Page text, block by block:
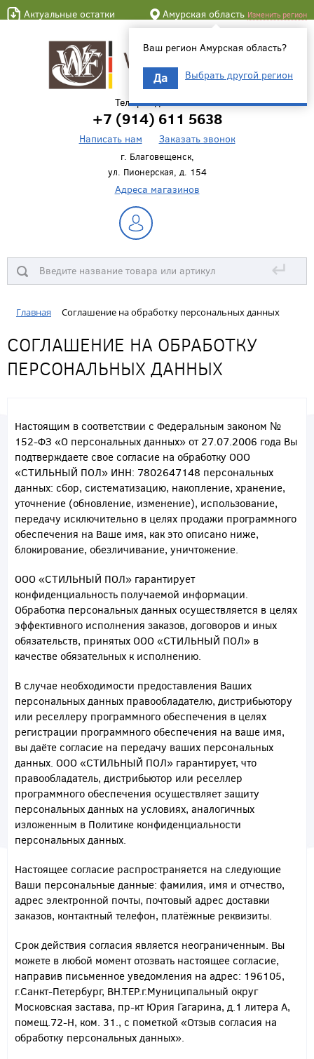
Актуальные остатки Амурская область Изменить регион
Ваш регион Амурская область?
Да Выбрать другой регион
Телефон для связи
+7 (914) 611 5638
Написать нам Заказать звонок
г. Благовещенск,
ул. Пионерская, д. 154
Адреса магазинов
↵
Главная Соглашение на обработку персональных данных
СОГЛАШЕНИЕ НА ОБРАБОТКУ
ПЕРСОНАЛЬНЫХ ДАННЫХ
Настоящим в соответствии с Федеральным законом №
152-ФЗ «О персональных данных» от 27.07.2006 года Вы
подтверждаете свое согласие на обработку ООО
«СТИЛЬНЫЙ ПОЛ» ИНН: 7802647148 персональных
данных: сбор, систематизацию, накопление, хранение,
уточнение (обновление, изменение), использование,
передачу исключительно в целях продажи программного
обеспечения на Ваше имя, как это описано ниже,
блокирование, обезличивание, уничтожение.
ООО «СТИЛЬНЫЙ ПОЛ» гарантирует
конфиденциальность получаемой информации.
Обработка персональных данных осуществляется в целях
эффективного исполнения заказов, договоров и иных
обязательств, принятых ООО «СТИЛЬНЫЙ ПОЛ» в
качестве обязательных к исполнению.
В случае необходимости предоставления Ваших
персональных данных правообладателю, дистрибьютору
или реселлеру программного обеспечения в целях
регистрации программного обеспечения на ваше имя,
вы даёте согласие на передачу ваших персональных
данных. ООО «СТИЛЬНЫЙ ПОЛ» гарантирует, что
правообладатель, дистрибьютор или реселлер
программного обеспечения осуществляет защиту
персональных данных на условиях, аналогичных
изложенным в Политике конфиденциальности
персональных данных.
Настоящее согласие распространяется на следующие
Ваши персональные данные: фамилия, имя и отчество,
адрес электронной почты, почтовый адрес доставки
заказов, контактный телефон, платёжные реквизиты.
Срок действия согласия является неограниченным. Вы
можете в любой момент отозвать настоящее согласие,
направив письменное уведомления на адрес: 196105,
г.Санкт-Петербург, ВН.ТЕР.г.Муниципальный округ
Московская застава, пр-кт Юрия Гагарина, д.1 литера А,
помещ.72-Н, ком. 31., с пометкой «Отзыв согласия на
обработку персональных данных».